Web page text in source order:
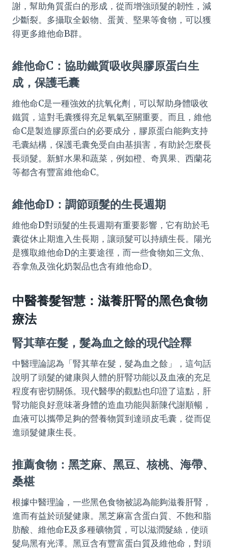
謝，幫助角質蛋白的形成，從而增強頭髮的韌性，減
少斷裂。多攝取全穀物、蛋黃、堅果等食物，可以獲
得更多維他命B群。
維他命C：協助鐵質吸收與膠原蛋白生
成，保護毛囊
維他命C是一種強效的抗氧化劑，可以幫助身體吸收
鐵質，這對毛囊獲得充足氧氣至關重要。而且，維他
命C是製造膠原蛋白的必要成分，膠原蛋白能夠支持
毛囊結構，保護毛囊免受自由基損害，有助於怎麼長
長頭髮。新鮮水果和蔬菜，例如橙、奇異果、西蘭花
等都含有豐富維他命C。
維他命D：調節頭髮的生長週期
維他命D對頭髮的生長週期有重要影響，它有助於毛
囊從休止期進入生長期，讓頭髮可以持續生長。陽光
是獲取維他命D的主要途徑，而一些食物如三文魚、
吞拿魚及強化奶製品也含有維他命D。
中醫養髮智慧：滋養肝腎的黑色食物
療法
腎其華在髮，髮為血之餘的現代詮釋
中醫理論認為「腎其華在髮，髮為血之餘」，這句話
說明了頭髮的健康與人體的肝腎功能以及血液的充足
程度有密切關係。現代醫學的觀點也印證了這點，肝
腎功能良好意味著身體的造血功能與新陳代謝順暢，
血液可以攜帶足夠的營養物質到達頭皮毛囊，從而促
進頭髮健康生長。
推薦食物：黑芝麻、黑豆、核桃、海帶、
桑椹
根據中醫理論，一些黑色食物被認為能夠滋養肝腎，
進而有益於頭髮健康。黑芝麻富含蛋白質、不飽和脂
肪酸、維他命E及多種礦物質，可以滋潤髮絲，使頭
髮烏黑有光澤。黑豆含有豐富蛋白質及維他命，對頭